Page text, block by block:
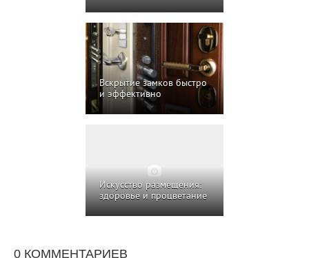
Вскрытие замков быстро
и эффективно
Искусство размещения:
здоровье и процветание
0 КОММЕНТАРИЕВ